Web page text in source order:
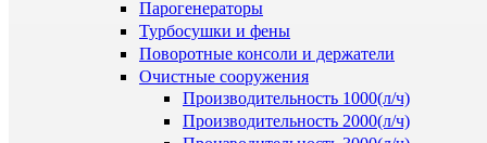
Парогенераторы
Турбосушки и фены
Поворотные консоли и держатели
Очистные сооружения
Производительность 1000(л/ч)
Производительность 2000(л/ч)